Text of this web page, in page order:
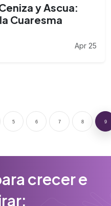
y Ascua:
Cuaresma
Apr 25
5 6 7 8 9
crecer e